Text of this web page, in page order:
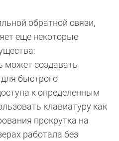
обратной связи,
еще некоторые
может создавать
быстрого
к определенным
клавиатуру как
прокрутка на
работала без